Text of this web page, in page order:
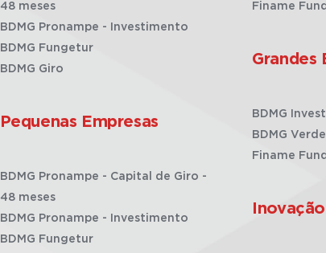
48 meses
BDMG Pronampe - Investimento
BDMG Fungetur
BDMG Giro
Pequenas Empresas
BDMG Pronampe - Capital de Giro -
48 meses
BDMG Pronampe - Investimento
BDMG Fungetur
Finame
Grandes
BDMG
BDMG Verde
Finame
Inovação